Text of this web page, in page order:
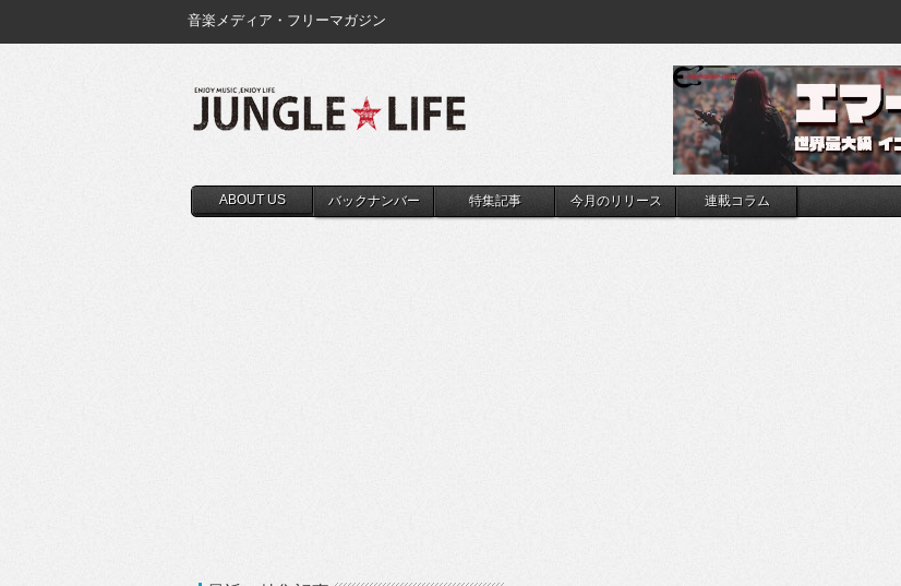
音楽メディア・フリーマガジン
ABOUT US バックナンバー 特集記事 今月のリリース 連載コラム